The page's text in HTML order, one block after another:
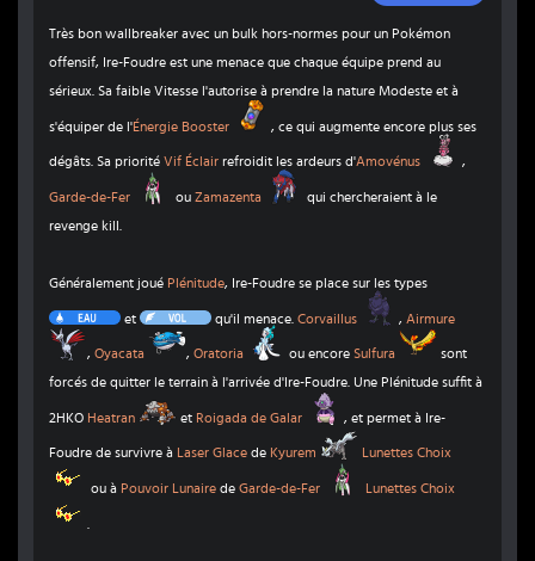
Très bon wallbreaker avec un bulk hors-normes pour un Pokémon
offensif, Ire-Foudre est une menace que chaque équipe prend au
sérieux. Sa faible Vitesse l'autorise à prendre la nature Modeste et à
s'équiper de l'Énergie Booster , ce qui augmente encore plus ses
dégâts. Sa priorité Vif Éclair refroidit les ardeurs d'Amovénus ,
Garde-de-Fer ou Zamazenta
qui chercheraient à le
revenge kill.
Généralement joué Plénitude, Ire-Foudre se place sur les types
Eau
et Vol
qu'il menace. Corvaillus
Airmure
, Oyacata
Oyacata
, Oratoria ou encore Sulfura
sont
forcés de quitter le terrain à l'arrivée d'Ire-Foudre. Une Plénitude suffit à
2HKO Heatran et Roigada de Galar
Roigada de Galar
, et permet à Ire-
Foudre de survivre à Laser Glace de Kyurem
Kyurem
Lunettes Choix
Lunettes Choix
ou à Pouvoir Lunaire de Garde-de-Fer
Lunettes Choix